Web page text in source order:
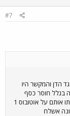
#7
50 60 ובתחילת ה70 גם האגד הדן והמקשר היו
בגלל חוסר כסף
לפרנס 2 עובדים וכך גם בדן בקו 5 וג בקו 4 השביתו אותם על אוטובוס 1
אשלח